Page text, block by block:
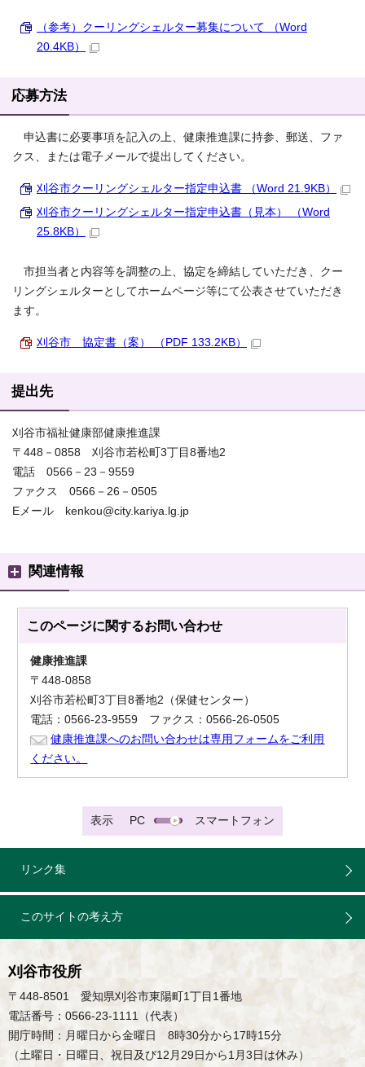
（参考）クーリングシェルター募集について （Word
20.4KB）
応募方法
申込書に必要事項を記入の上、健康推進課に持参、郵送、ファ
クス、または電子メールで提出してください。
刈谷市クーリングシェルター指定申込書 （Word 21.9KB）
刈谷市クーリングシェルター指定申込書（見本） （Word
25.8KB）
市担当者と内容等を調整の上、協定を締結していただき、クー
リングシェルターとしてホームページ等にて公表させていただき
ます。
刈谷市 協定書（案） （PDF 133.2KB）
提出先
刈谷市福祉健康部健康推進課
〒448－0858 刈谷市若松町3丁目8番地2
電話 0566－23－9559
ファクス 0566－26－0505
Eメール kenkou@city.kariya.lg.jp
関連情報
このページに関するお問い合わせ
健康推進課
〒448-0858
刈谷市若松町3丁目8番地2（保健センター）
電話：0566-23-9559 ファクス：0566-26-0505
健康推進課へのお問い合わせは専用フォームをご利用
ください。
表示 PC スマートフォン
リンク集
このサイトの考え方
刈谷市役所
〒448-8501 愛知県刈谷市東陽町1丁目1番地
電話番号：0566-23-1111（代表）
開庁時間：月曜日から金曜日 8時30分から17時15分
（土曜日・日曜日、祝日及び12月29日から1月3日は休み）